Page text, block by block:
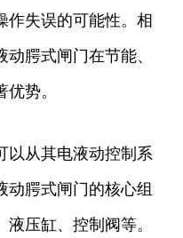
作失误的可能性。相
腭式闸门在节能、
势。
以从其电液动控制系
动腭式闸门的核心组
压缸、控制阀等。